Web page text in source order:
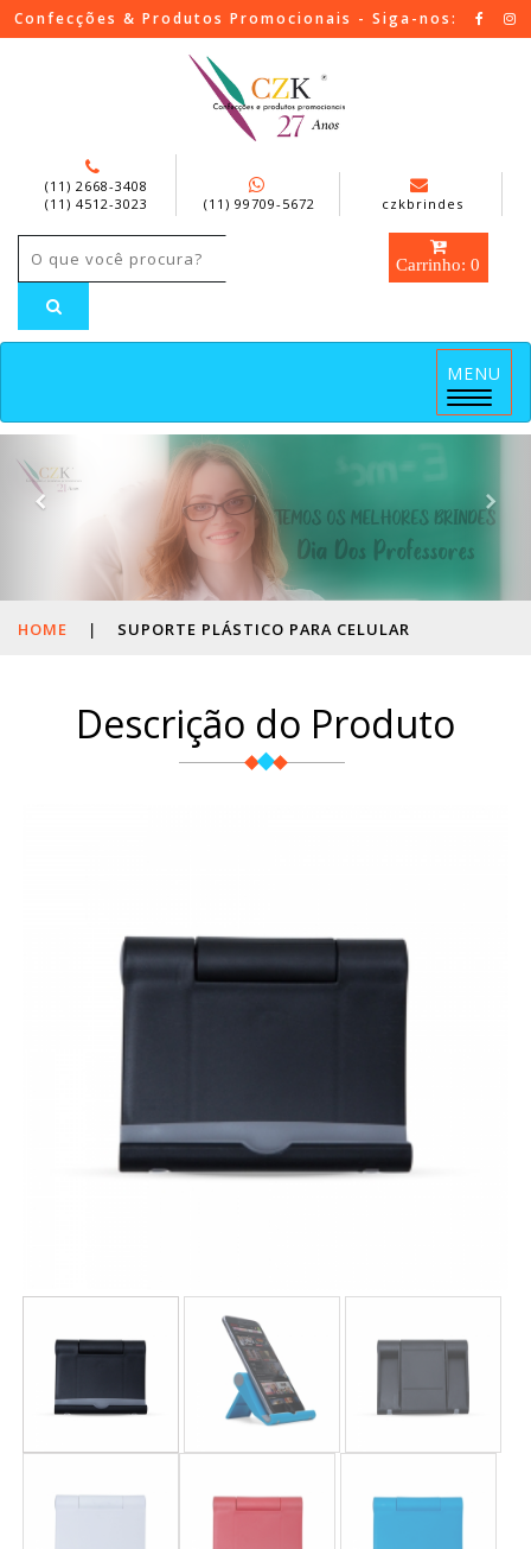
Confecções & Produtos Promocionais - Siga-nos:
(11) 2668-3408
(11) 4512-3023
(11) 99709-5672 czkbrindes
Carrinho: 0
MENU
Menu
HOME | SUPORTE PLÁSTICO PARA CELULAR
Descrição do Produto